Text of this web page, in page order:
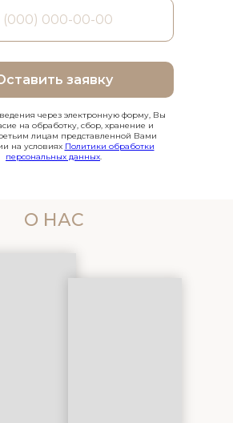
заявку
через электронную форму, Вы
на обработку, сбор, хранение и
лицам представленной Вами
на условиях Политики обработки
персональных данных.
О НАС